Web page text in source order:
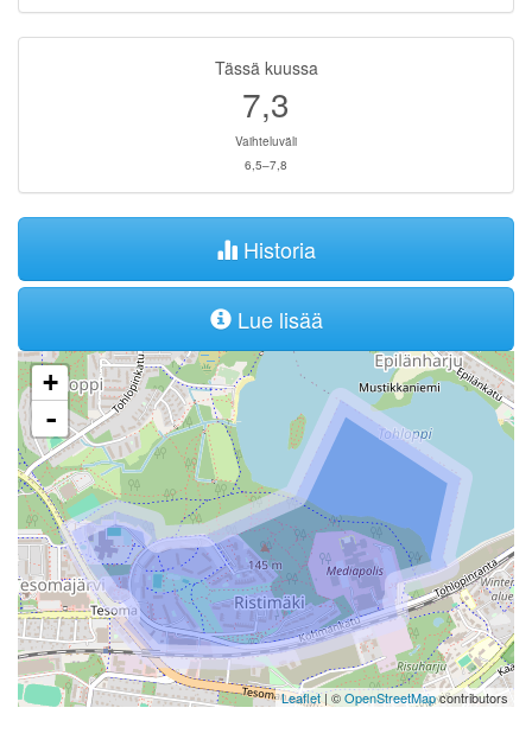
Tässä kuussa
7,3
Vaihteluväli
6,5–7,8
Historia
Lue lisää
+
-
Leaflet| ©OpenStreetMapcontributors